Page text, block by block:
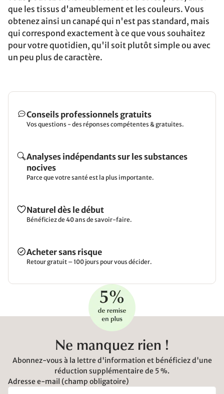
que les tissus d'ameublement et les couleurs. Vous
obtenez ainsi un canapé qui n'est pas standard, mais
qui correspond exactement à ce que vous souhaitez
pour votre quotidien, qu'il soit plutôt simple ou avec
un peu plus de caractère.
Conseils professionnels gratuits
Vos questions - des réponses compétentes & gratuites.
Analyses indépendants sur les substances
nocives
Parce que votre santé est la plus importante.
Naturel dès le début
Bénéficiez de 40 ans de savoir-faire.
Acheter sans risque
Retour gratuit – 100 jours pour vous décider.
Ne manquez rien !
Abonnez-vous à la lettre d'information et bénéficiez d'une
réduction supplémentaire de 5 %.
Adresse e-mail (champ obligatoire)